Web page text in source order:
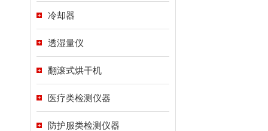
冷却器
透湿量仪
翻滚式烘干机
医疗类检测仪器
防护服类检测仪器